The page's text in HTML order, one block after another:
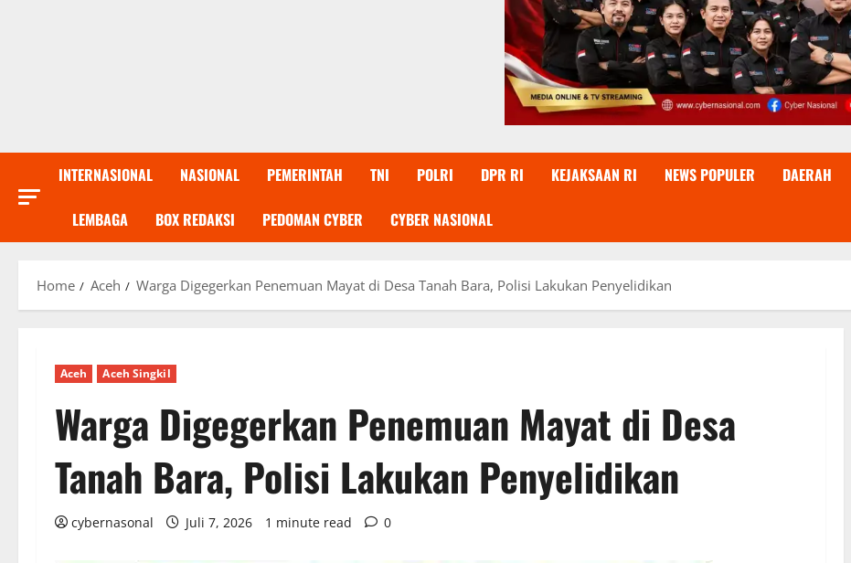
INTERNASIONAL NASIONAL PEMERINTAH TNI POLRI DPR RI KEJAKSAAN RI NEWS POPULER DAERAH
LEMBAGA BOX REDAKSI PEDOMAN CYBER CYBER NASIONAL
Home Aceh Warga Digegerkan Penemuan Mayat di Desa Tanah Bara, Polisi Lakukan Penyelidikan
Aceh Aceh Singkil
Warga Digegerkan Penemuan Mayat di Desa
Tanah Bara, Polisi Lakukan Penyelidikan
cybernasonal Juli 7, 2026 1 minute read 0